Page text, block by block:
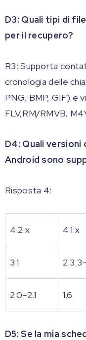
D3: Quali tipi di
per il recupero?
R3: Supporta
cronologia delle
PNG, BMP, GIF) e
FLV,RM/RMVB,
D4: Quali
Android sono
Risposta 4:
4.2.x 4.1.x
3.1
2.0–2.1 1.6
D5: Se la mia